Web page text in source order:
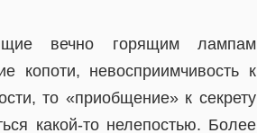
вечно горящим лампам
копоти, невосприимчивость к
то «приобщение» к секрету
какой-то нелепостью. Более